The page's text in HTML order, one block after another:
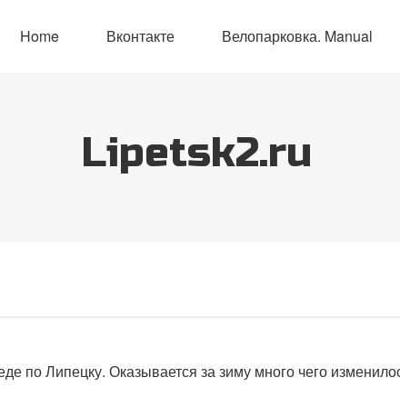
Home Вконтакте Велопарковка. Manual
Lipetsk2.ru
по Липецку. Оказывается за зиму много чего